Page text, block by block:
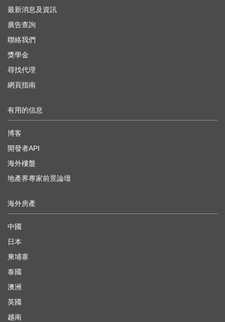
最新消息及資訊
廣告查詢
聯絡我們
獎學金
尋找代理
網頁指南
有用的信息
博客
開發者API
海外樓盤
地產界專家前景論壇
海外房產
中國
日本
柬埔寨
泰國
澳洲
英國
越南